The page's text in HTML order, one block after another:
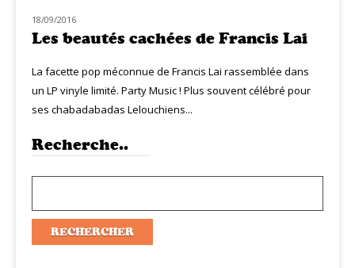
NOUVEAUTÉS
18/09/2016
Les beautés cachées de Francis Lai
La facette pop méconnue de Francis Lai rassemblée dans
un LP vinyle limité. Party Music ! Plus souvent célébré pour
ses chabadabadas Lelouchiens...
Recherche..